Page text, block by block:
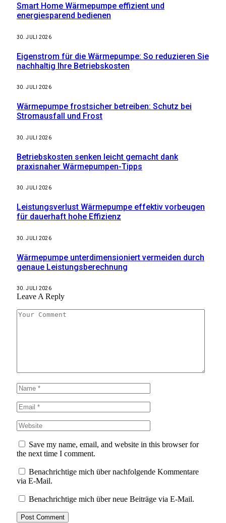
Smart Home Wärmepumpe effizient und
energiesparend bedienen
30. JULI 2026
Eigenstrom für die Wärmepumpe: So reduzieren Sie
nachhaltig Ihre Betriebskosten
30. JULI 2026
Wärmepumpe frostsicher betreiben: Schutz bei
Stromausfall und Frost
30. JULI 2026
Betriebskosten senken leicht gemacht dank
praxisnaher Wärmepumpen-Tipps
30. JULI 2026
Leistungsverlust Wärmepumpe effektiv vorbeugen
für dauerhaft hohe Effizienz
30. JULI 2026
Wärmepumpe unterdimensioniert vermeiden durch
genaue Leistungsberechnung
30. JULI 2026
Leave A Reply
Save my name, email, and website in this browser for
the next time I comment.
Benachrichtige mich über nachfolgende Kommentare
via E-Mail.
Benachrichtige mich über neue Beiträge via E-Mail.